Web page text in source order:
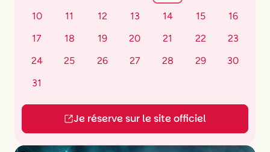
10
11 12 13 14 15
16
17
18 19 20 21 22
23
24
25 26 27 28 29
30
31
Je réserve sur le site officiel